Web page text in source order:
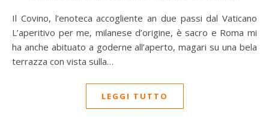
Il Covino, l’enoteca accogliente an due passi dal Vaticano
L’aperitivo per me, milanese d’origine, è sacro e Roma mi
ha anche abituato a goderne all’aperto, magari su una bela
terrazza con vista sulla…
LEGGI TUTTO